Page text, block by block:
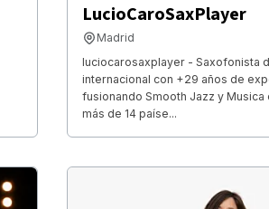
LucioCaroSaxPlayer
Madrid
luciocarosaxplayer - Saxofonista
internacional con +29 años de
fusionando Smooth Jazz y Musica
más de 14 paíse...